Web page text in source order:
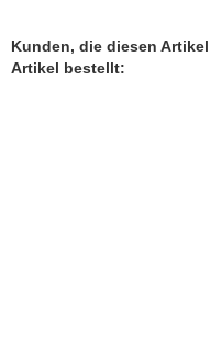
Kunden, die diesen
Artikel bestellt: